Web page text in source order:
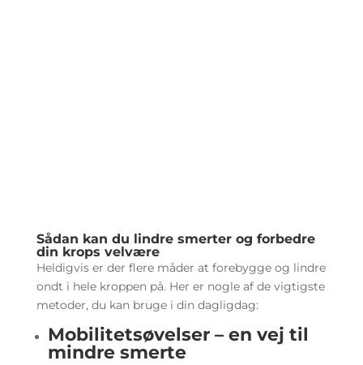
Sådan kan du lindre smerter og forbedre
din krops velvære
Heldigvis er der flere måder at forebygge og lindre
ondt i hele kroppen på. Her er nogle af de vigtigste
metoder, du kan bruge i din dagligdag:
Mobilitetsøvelser – en vej til
mindre smerte